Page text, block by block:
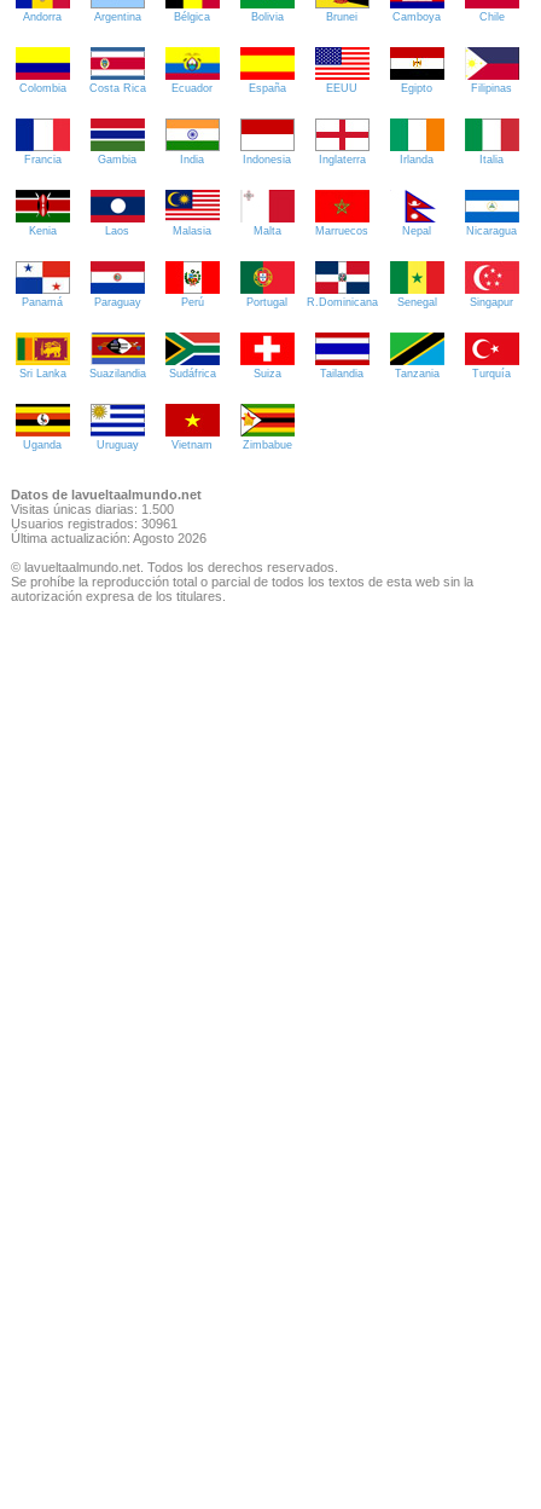
Andorra Argentina Bélgica Bolivia Brunei Camboya Chile
Colombia Costa Rica Ecuador España EEUU Egipto Filipinas
Francia Gambia India Indonesia Inglaterra Irlanda Italia
Kenia Laos Malasia Malta Marruecos Nepal Nicaragua
Panamá Paraguay Perú Portugal R.Dominicana Senegal Singapur
Sri Lanka Suazilandia Sudáfrica Suiza Tailandia Tanzania Turquía
Uganda Uruguay Vietnam Zimbabue
Datos de lavueltaalmundo.net
Visitas únicas diarias: 1.500
Usuarios registrados: 30961
Última actualización: Agosto 2026
© lavueltaalmundo.net. Todos los derechos reservados.
Se prohíbe la reproducción total o parcial de todos los textos de esta web sin la
autorización expresa de los titulares.